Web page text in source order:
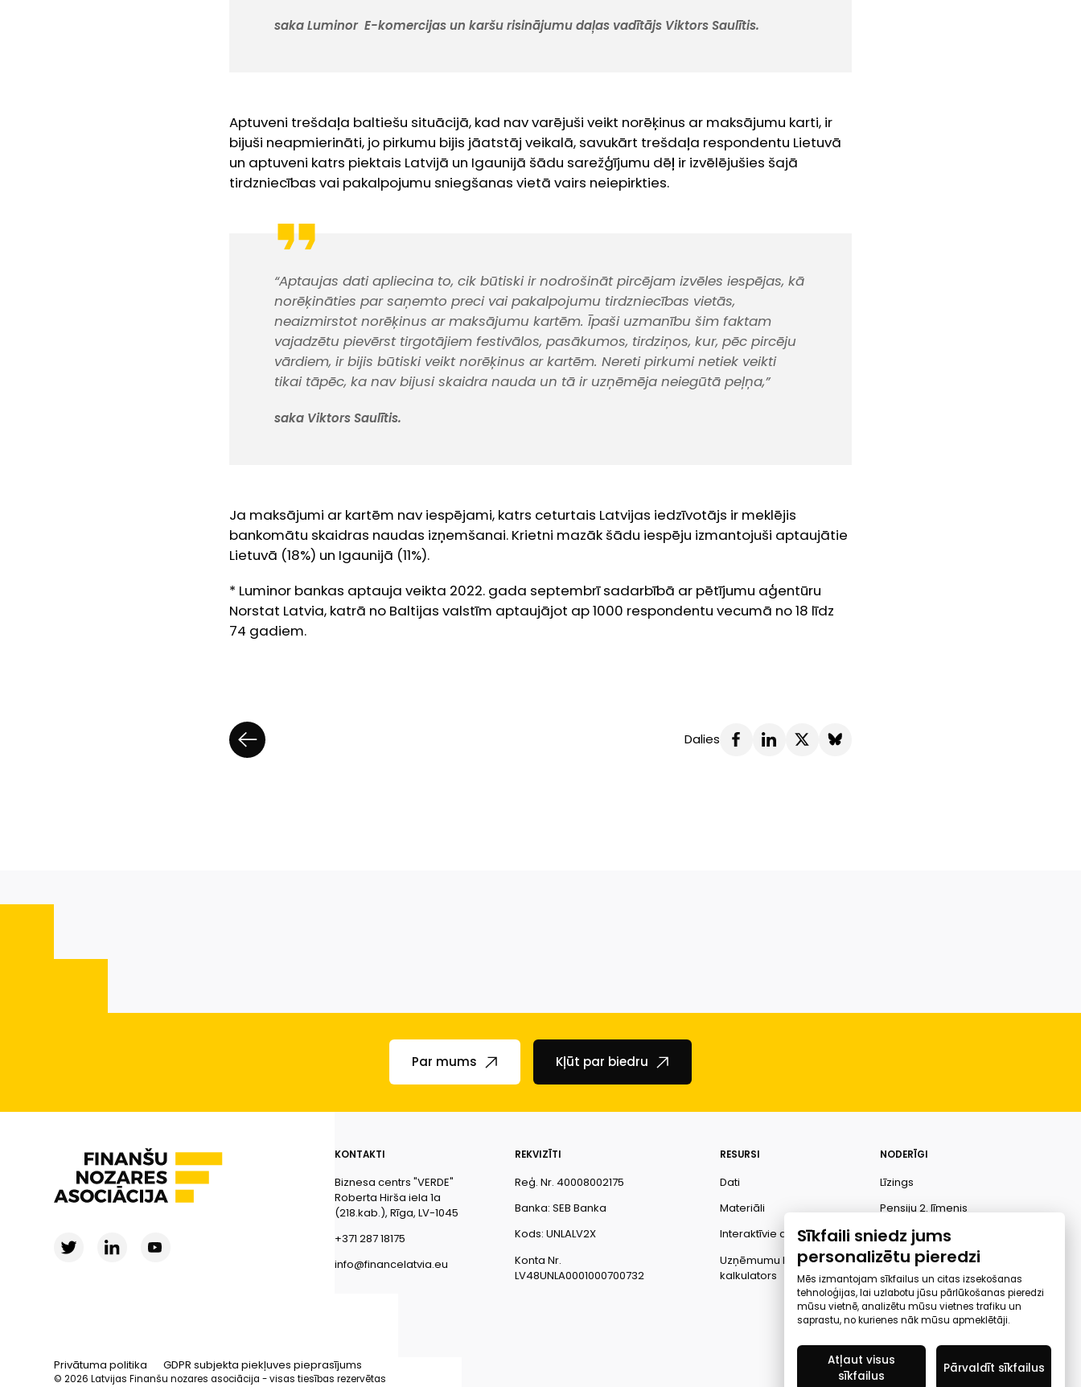
saka Luminor E-komercijas un karšu risinājumu daļas vadītājs Viktors Saulītis.
Aptuveni trešdaļa baltiešu situācijā, kad nav varējuši veikt norēķinus ar maksājumu karti, ir
bijuši neapmierināti, jo pirkumu bijis jāatstāj veikalā, savukārt trešdaļa respondentu Lietuvā
un aptuveni katrs piektais Latvijā un Igaunijā šādu sarežģījumu dēļ ir izvēlējušies šajā
tirdzniecības vai pakalpojumu sniegšanas vietā vairs neiepirkties.
“Aptaujas dati apliecina to, cik būtiski ir nodrošināt pircējam izvēles iespējas, kā
norēķināties par saņemto preci vai pakalpojumu tirdzniecības vietās,
neaizmirstot norēķinus ar maksājumu kartēm. Īpaši uzmanību šim faktam
vajadzētu pievērst tirgotājiem festivālos, pasākumos, tirdziņos, kur, pēc pircēju
vārdiem, ir bijis būtiski veikt norēķinus ar kartēm. Nereti pirkumi netiek veikti
tikai tāpēc, ka nav bijusi skaidra nauda un tā ir uzņēmēja neiegūtā peļņa,”
saka Viktors Saulītis.
Ja maksājumi ar kartēm nav iespējami, katrs ceturtais Latvijas iedzīvotājs ir meklējis
bankomātu skaidras naudas izņemšanai. Krietni mazāk šādu iespēju izmantojuši aptaujātie
Lietuvā (18%) un Igaunijā (11%).
* Luminor bankas aptauja veikta 2022. gada septembrī sadarbībā ar pētījumu aģentūru
Norstat Latvia, katrā no Baltijas valstīm aptaujājot ap 1000 respondentu vecumā no 18 līdz
74 gadiem.
Dalies
Par mums Kļūt par biedru
KONTAKTI
Biznesa centrs "VERDE"
Roberta Hirša iela 1a
(218.kab.), Rīga, LV-1045
+371 287 18175
info@financelatvia.eu
REKVIZĪTI
Reģ. Nr. 40008002175
Banka: SEB Banka
Kods: UNLALV2X
Konta Nr.
LV48UNLA0001000700732
RESURSI
Dati
Materiāli
Interaktīvie dati
Uzņēmumu kredītspējas
kalkulators
NODERĪGI
Līzings
Pensiju 2. līmenis
Finanšu pratība
Ombuds
Privātuma politika GDPR subjekta piekļuves pieprasījums
© 2026 Latvijas Finanšu nozares asociācija - visas tiesības rezervētas
Sīkfaili sniedz jums
personalizētu pieredzi
Mēs izmantojam sīkfailus un citas izsekošanas
tehnoloģijas, lai uzlabotu jūsu pārlūkošanas pieredzi
mūsu vietnē, analizētu mūsu vietnes trafiku un
saprastu, no kurienes nāk mūsu apmeklētāji.
Atļaut visus
sīkfailus
Pārvaldīt sīkfailus